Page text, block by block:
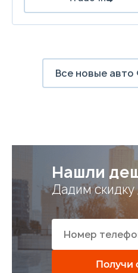
Все новые авто
Нашли
Дадим скидку
Получи